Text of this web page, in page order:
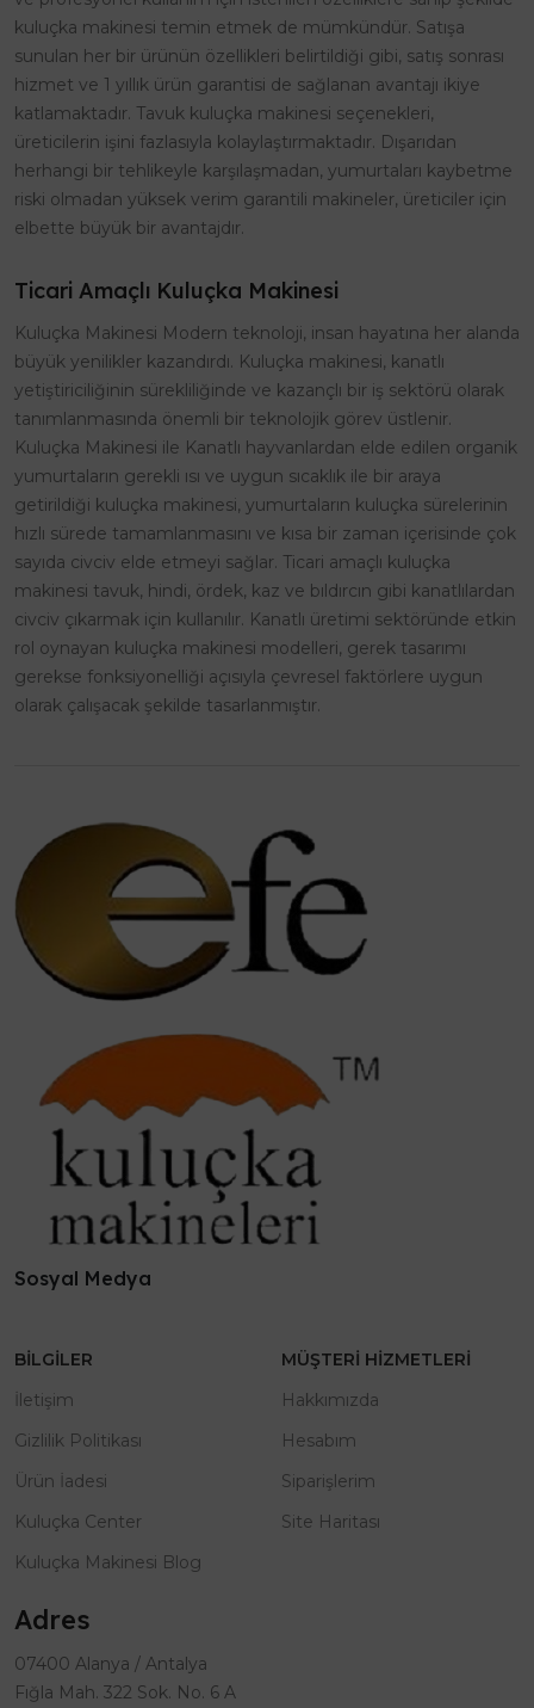
kuluçka makinesi temin etmek de mümkündür. Satışa
sunulan her bir ürünün özellikleri belirtildiği gibi, satış sonrası
hizmet ve 1 yıllık ürün garantisi de sağlanan avantajı ikiye
katlamaktadır. Tavuk kuluçka makinesi seçenekleri,
üreticilerin işini fazlasıyla kolaylaştırmaktadır. Dışarıdan
herhangi bir tehlikeyle karşılaşmadan, yumurtaları kaybetme
riski olmadan yüksek verim garantili makineler, üreticiler için
elbette büyük bir avantajdır.
Ticari Amaçlı Kuluçka Makinesi
Kuluçka Makinesi Modern teknoloji, insan hayatına her alanda
büyük yenilikler kazandırdı. Kuluçka makinesi, kanatlı
yetiştiriciliğinin sürekliliğinde ve kazançlı bir iş sektörü olarak
tanımlanmasında önemli bir teknolojik görev üstlenir.
Kuluçka Makinesi ile Kanatlı hayvanlardan elde edilen organik
yumurtaların gerekli ısı ve uygun sıcaklık ile bir araya
getirildiği kuluçka makinesi, yumurtaların kuluçka sürelerinin
hızlı sürede tamamlanmasını ve kısa bir zaman içerisinde çok
sayıda civciv elde etmeyi sağlar. Ticari amaçlı kuluçka
makinesi tavuk, hindi, ördek, kaz ve bıldırcın gibi kanatlılardan
civciv çıkarmak için kullanılır. Kanatlı üretimi sektöründe etkin
rol oynayan kuluçka makinesi modelleri, gerek tasarımı
gerekse fonksiyonelliği açısıyla çevresel faktörlere uygun
olarak çalışacak şekilde tasarlanmıştır.
Sosyal Medya
BILGILER
İletişim
Gizlilik Politikası
Ürün İadesi
Kuluçka Center
Kuluçka Makinesi Blog
MÜŞTERI HIZMETLERI
Hakkımızda
Hesabım
Siparişlerim
Site Haritası
Adres
07400 Alanya / Antalya
Fığla Mah. 322 Sok. No. 6 A